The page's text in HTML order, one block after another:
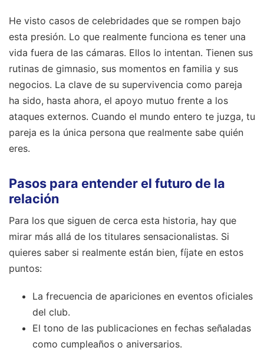
He visto casos de celebridades que se rompen bajo
esta presión. Lo que realmente funciona es tener una
vida fuera de las cámaras. Ellos lo intentan. Tienen sus
rutinas de gimnasio, sus momentos en familia y sus
negocios. La clave de su supervivencia como pareja
ha sido, hasta ahora, el apoyo mutuo frente a los
ataques externos. Cuando el mundo entero te juzga, tu
pareja es la única persona que realmente sabe quién
eres.
Pasos para entender el futuro de la
relación
Para los que siguen de cerca esta historia, hay que
mirar más allá de los titulares sensacionalistas. Si
quieres saber si realmente están bien, fíjate en estos
puntos:
La frecuencia de apariciones en eventos oficiales
del club.
El tono de las publicaciones en fechas señaladas
como cumpleaños o aniversarios.